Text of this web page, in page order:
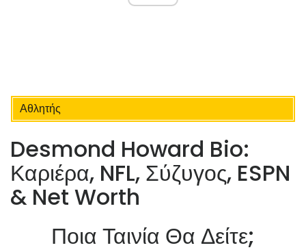
Αθλητής
Desmond Howard Bio:
Καριέρα, NFL, Σύζυγος, ESPN
& Net Worth
Ποια Ταινία Θα Δείτε;